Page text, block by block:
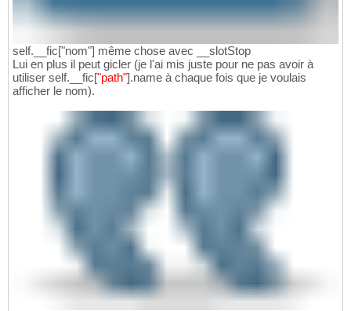
self.__fic["nom"] même chose avec __slotStop
Lui en plus il peut gicler (je l'ai mis juste pour ne pas avoir à
utiliser self.__fic["path"].name à chaque fois que je voulais
afficher le nom).